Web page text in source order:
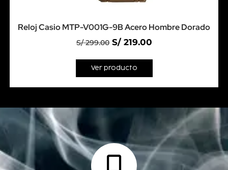
Reloj Casio MTP-V001G-9B Acero Hombre Dorado
S/299.00 S/219.00
Ver producto